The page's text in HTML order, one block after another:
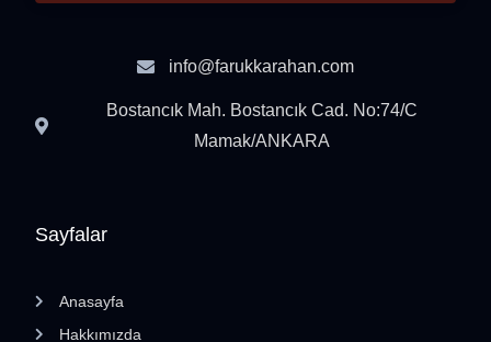
Sayfalar
Anasayfa
Hakkımızda
info@farukkarahan.com
Bostancık Mah. Bostancık Cad. No:74/C
Mamak/ANKARA